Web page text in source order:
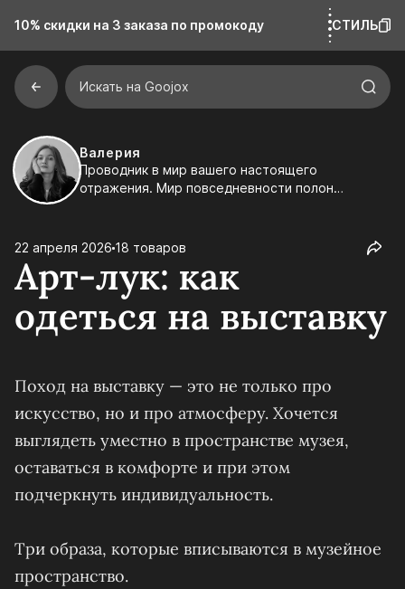
10% скидки на 3 заказа по промокоду СТИЛЬ
Искать на Goojox
Валерия
Проводник в мир вашего настоящего
отражения. Мир повседневности полон
— попытка интерпретации реальности. Иногда
на пути достаточно одного намёка, чтобы шаг
стал увереннее.
22 апреля 2026 18 товаров
Арт-лук: как
одеться на выставку
Поход на выставку — это не только про
искусство, но и про атмосферу. Хочется
выглядеть уместно в пространстве музея,
оставаться в комфорте и при этом
подчеркнуть индивидуальность.
Три образа, которые вписываются в музейное
пространство.